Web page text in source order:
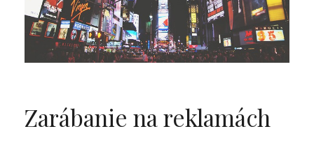
Zarábanie na reklamách